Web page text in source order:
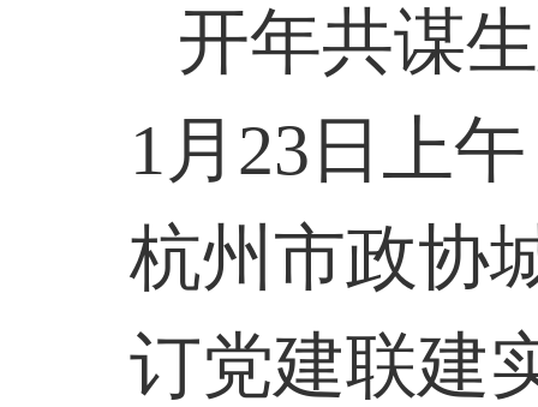
开年共谋
1 月 23 日上
杭州市政协
订党建联建